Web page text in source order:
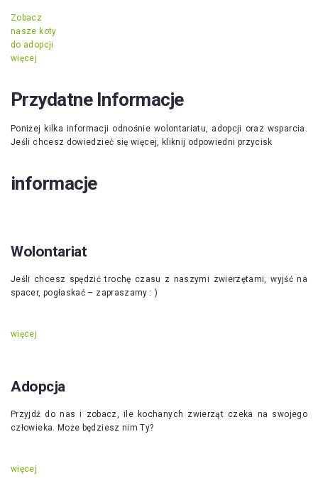
Zobacz
nasze koty
do adopcji
więcej
Przydatne Informacje
Poniżej kilka informacji odnośnie wolontariatu, adopcji oraz wsparcia.
Jeśli chcesz dowiedzieć się więcej, kliknij odpowiedni przycisk
informacje
Wolontariat
Jeśli chcesz spędzić trochę czasu z naszymi zwierzętami, wyjść na
spacer, pogłaskać – zapraszamy : )
więcej
Adopcja
Przyjdź do nas i zobacz, ile kochanych zwierząt czeka na swojego
człowieka. Może będziesz nim Ty?
więcej